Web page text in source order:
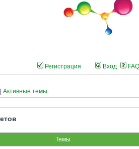
Регистрация Вход FAQ
Активные темы
Темы